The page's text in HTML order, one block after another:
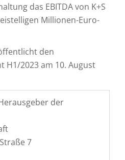
das EBITDA von K+S
Millionen-Euro-
den
H1/2023 am 10. August
der
7